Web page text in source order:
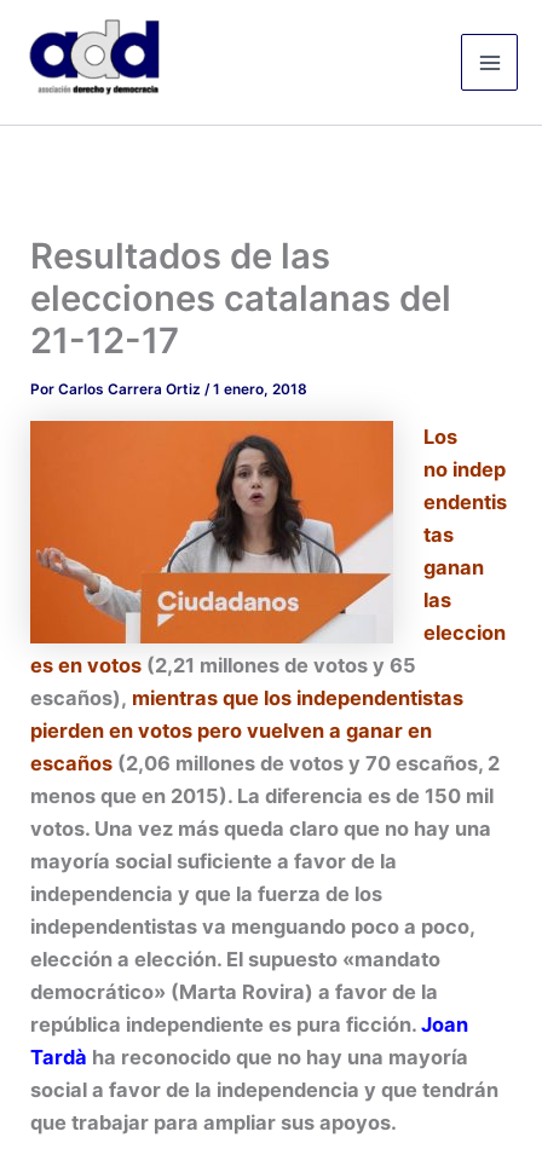
contenido
Resultados de las
elecciones catalanas del
21-12-17
PorCarlos Carrera Ortiz/1 enero, 2018
Los
no indep
endentis
tas
ganan
las
eleccion
es en votos (2,21 millones de votos y 65
escaños), mientras que los independentistas
pierden en votos pero vuelven a ganar en
escaños (2,06 millones de votos y 70 escaños, 2
menos que en 2015). La diferencia es de 150 mil
votos. Una vez más queda claro que no hay una
mayoría social suficiente a favor de la
independencia y que la fuerza de los
independentistas va menguando poco a poco,
elección a elección. El supuesto «mandato
democrático» (Marta Rovira) a favor de la
república independiente es pura ficción.Joan
Tardà ha reconocido que no hay una mayoría
social a favor de la independencia y que tendrán
que trabajar para ampliar sus apoyos.